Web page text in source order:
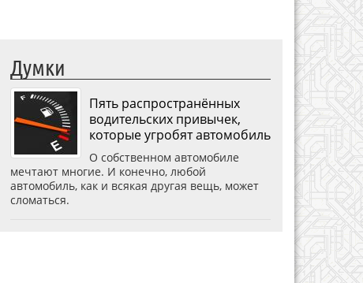
Думки
Пять распространённых
водительских привычек,
которые угробят автомобиль
О собственном автомобиле
мечтают многие. И конечно, любой
автомобиль, как и всякая другая вещь, может
сломаться.